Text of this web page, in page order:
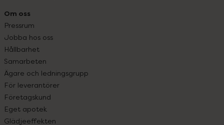
Om oss
Pressrum
Jobba hos oss
Hållbarhet
Samarbeten
Ägare och ledningsgrupp
För leverantörer
Företagskund
Eget apotek
Glädjeeffekten